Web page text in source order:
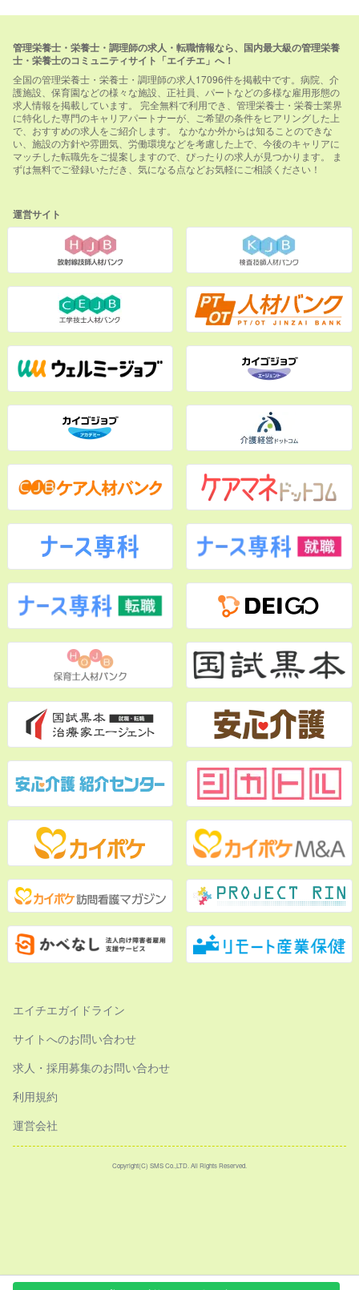
管理栄養士・栄養士・調理師の求人・転職情報なら、国内最大級の管理栄養
士・栄養士のコミュニティサイト「エイチエ」へ！
全国の管理栄養士・栄養士・調理師の求人17096件を掲載中です。病院、介
護施設、保育園などの様々な施設、正社員、パートなどの多様な雇用形態の
求人情報を掲載しています。 完全無料で利用でき、管理栄養士・栄養士業界
に特化した専門のキャリアパートナーが、ご希望の条件をヒアリングした上
で、おすすめの求人をご紹介します。 なかなか外からは知ることのできな
い、施設の方針や雰囲気、労働環境などを考慮した上で、今後のキャリアに
マッチした転職先をご提案しますので、ぴったりの求人が見つかります。 ま
ずは無料でご登録いただき、気になる点などお気軽にご相談ください！
運営サイト
エイチエガイドライン
サイトへのお問い合わせ
求人・採用募集のお問い合わせ
利用規約
運営会社
Copyright(C) SMS Co.,LTD. All Rights Reserved.